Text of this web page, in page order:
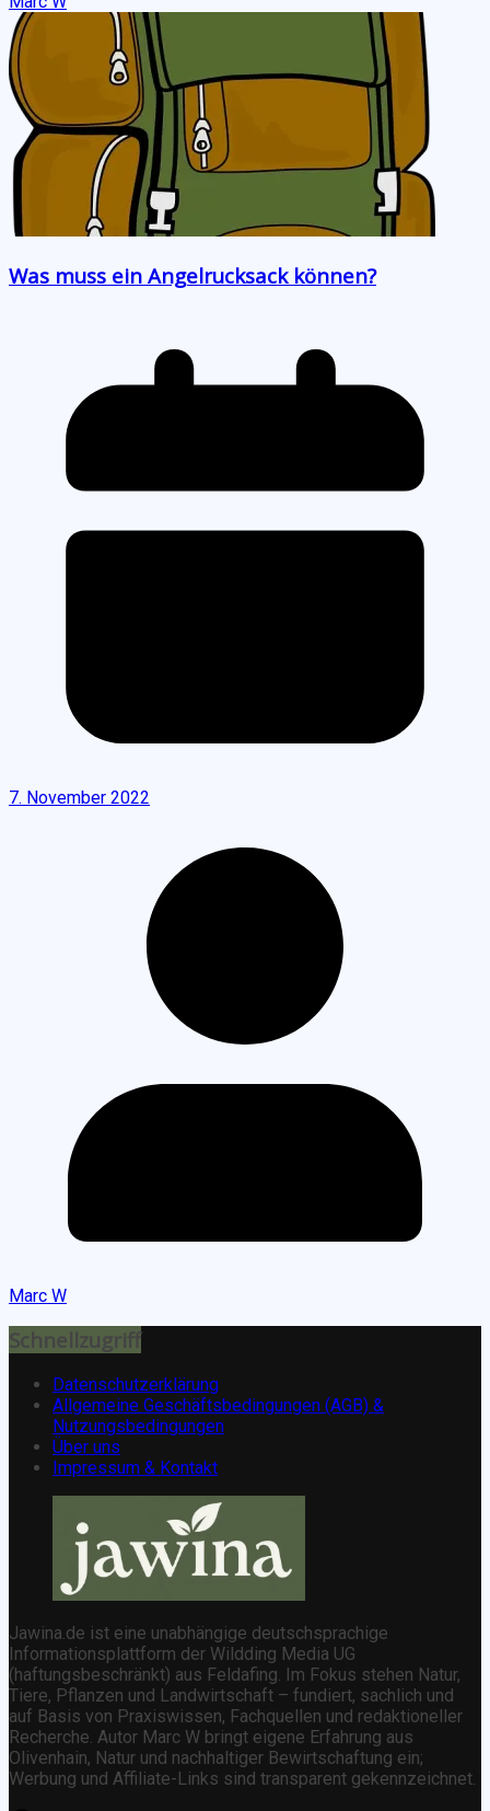
Was muss ein Angelrucksack können?
7. November 2022
Marc W
Schnellzugriff
Datenschutzerklärung
Allgemeine Geschäftsbedingungen (AGB) &
Nutzungsbedingungen
Über uns
Impressum & Kontakt
Jawina.de ist eine unabhängige deutschsprachige
Informationsplattform der Wildding Media UG
(haftungsbeschränkt) aus Feldafing. Im Fokus stehen Natur,
Tiere, Pflanzen und Landwirtschaft – fundiert, sachlich und
auf Basis von Praxiswissen, Fachquellen und redaktioneller
Recherche. Autor Marc W bringt eigene Erfahrung aus
Olivenhain, Natur und nachhaltiger Bewirtschaftung ein;
Werbung und Affiliate-Links sind transparent gekennzeichnet.